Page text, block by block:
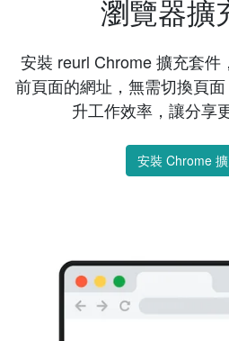
瀏覽器擴
安裝 reurl Chrome 擴充套件
前頁面的網址，無需切換頁
升工作效率，讓分享
安裝 Chrome